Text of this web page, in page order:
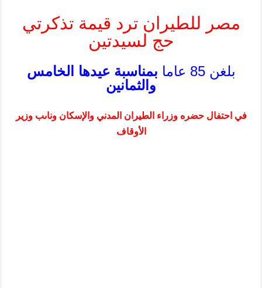
مصر للطيران ترد قيمة تذكرتي
حج لسيدتين
بلغن 85 عاما
بمناسبة عيدها الخامس
والثمانين
في احتفال حضره وزراء الطيران المدني والإسكان وناىب وزير
الأوقاف